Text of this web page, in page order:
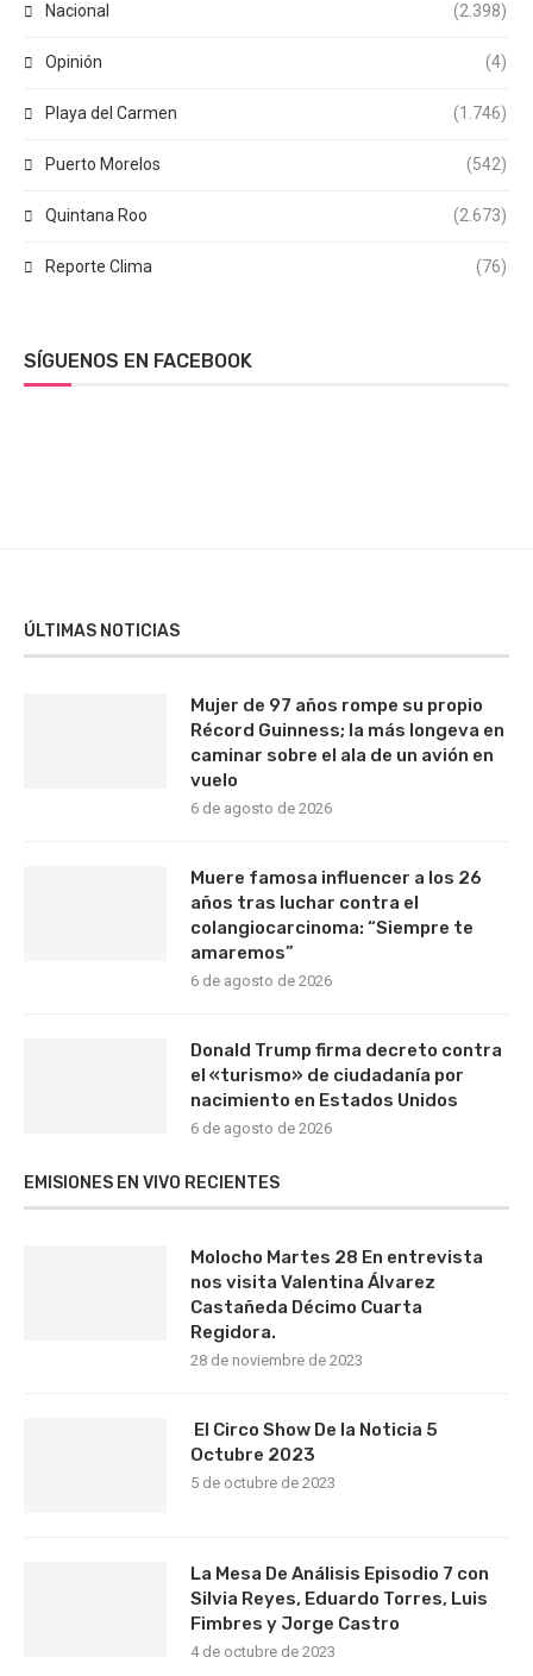
Nacional (2.398)
Opinión (4)
Playa del Carmen (1.746)
Puerto Morelos (542)
Quintana Roo (2.673)
Reporte Clima (76)
SÍGUENOS EN FACEBOOK
ÚLTIMAS NOTICIAS
Mujer de 97 años rompe su propio
Récord Guinness; la más longeva en
caminar sobre el ala de un avión en
vuelo
6 de agosto de 2026
Muere famosa influencer a los 26
años tras luchar contra el
colangiocarcinoma: “Siempre te
amaremos”
6 de agosto de 2026
Donald Trump firma decreto contra
el «turismo» de ciudadanía por
nacimiento en Estados Unidos
6 de agosto de 2026
EMISIONES EN VIVO RECIENTES
Molocho Martes 28 En entrevista
nos visita Valentina Álvarez
Castañeda Décimo Cuarta
Regidora.
28 de noviembre de 2023
El Circo Show De la Noticia 5
Octubre 2023
5 de octubre de 2023
La Mesa De Análisis Episodio 7 con
Silvia Reyes, Eduardo Torres, Luis
Fimbres y Jorge Castro
4 de octubre de 2023